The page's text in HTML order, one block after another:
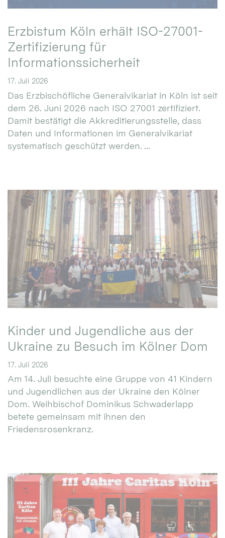
Erzbistum Köln erhält ISO-27001-
Zertifizierung für
Informationssicherheit
17. Juli 2026
Das Erzbischöfliche Generalvikariat in Köln ist seit
dem 26. Juni 2026 nach ISO 27001 zertifiziert.
Damit bestätigt die Akkreditierungsstelle, dass
Daten und Informationen im Generalvikariat
systematisch geschützt werden. ...
Kinder und Jugendliche aus der
Ukraine zu Besuch im Kölner Dom
17. Juli 2026
Am 14. Juli besuchte eine Gruppe von 41 Kindern
und Jugendlichen aus der Ukraine den Kölner
Dom. Weihbischof Dominikus Schwaderlapp
betete gemeinsam mit ihnen den
Friedensrosenkranz.